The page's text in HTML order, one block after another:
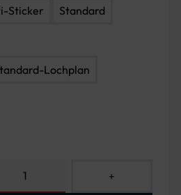
Sticker Standard
Lochplan
+